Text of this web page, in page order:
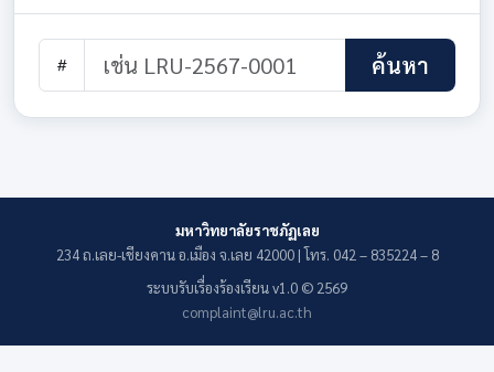
ค้นหา
มหาวิทยาลัยราชภัฏเลย
234 ถ.เลย-เชียงคาน อ.เมือง จ.เลย 42000 | โทร. 042 – 835224 – 8
ระบบรับเรื่องร้องเรียน v1.0 © 2569
complaint@lru.ac.th